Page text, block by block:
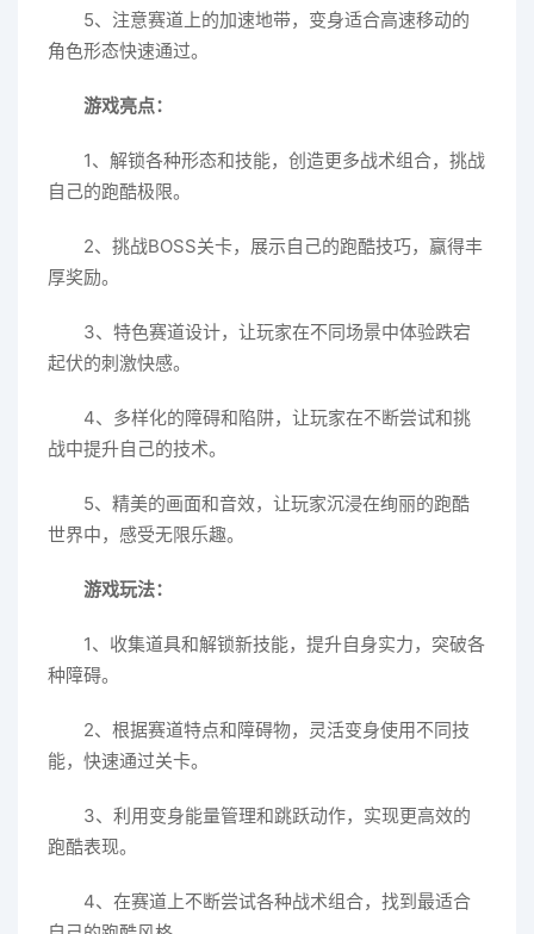
5、注意赛道上的加速地带，变身适合高速移动的
角色形态快速通过。
游戏亮点：
1、解锁各种形态和技能，创造更多战术组合，挑战
自己的跑酷极限。
2、挑战BOSS关卡，展示自己的跑酷技巧，赢得丰
厚奖励。
3、特色赛道设计，让玩家在不同场景中体验跌宕
起伏的刺激快感。
4、多样化的障碍和陷阱，让玩家在不断尝试和挑
战中提升自己的技术。
5、精美的画面和音效，让玩家沉浸在绚丽的跑酷
世界中，感受无限乐趣。
游戏玩法：
1、收集道具和解锁新技能，提升自身实力，突破各
种障碍。
2、根据赛道特点和障碍物，灵活变身使用不同技
能，快速通过关卡。
3、利用变身能量管理和跳跃动作，实现更高效的
跑酷表现。
4、在赛道上不断尝试各种战术组合，找到最适合